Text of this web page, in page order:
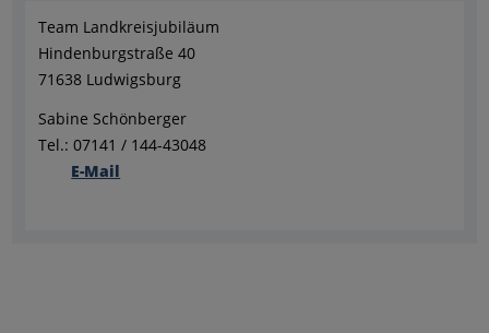
Team Landkreisjubiläum
Hindenburgstraße 40
71638 Ludwigsburg
Sabine Schönberger
Tel.: 07141 / 144-43048
E-Mail